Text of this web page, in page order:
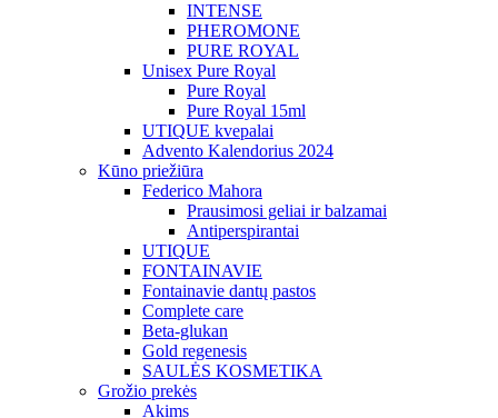
INTENSE
PHEROMONE
PURE ROYAL
Unisex Pure Royal
Pure Royal
Pure Royal 15ml
UTIQUE kvepalai
Advento Kalendorius 2024
Kūno priežiūra
Federico Mahora
Prausimosi geliai ir balzamai
Antiperspirantai
UTIQUE
FONTAINAVIE
Fontainavie dantų pastos
Complete care
Beta-glukan
Gold regenesis
SAULĖS KOSMETIKA
Grožio prekės
Akims